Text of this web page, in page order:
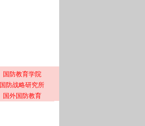
国防教育学院
国防战略研究所
国外国防教育